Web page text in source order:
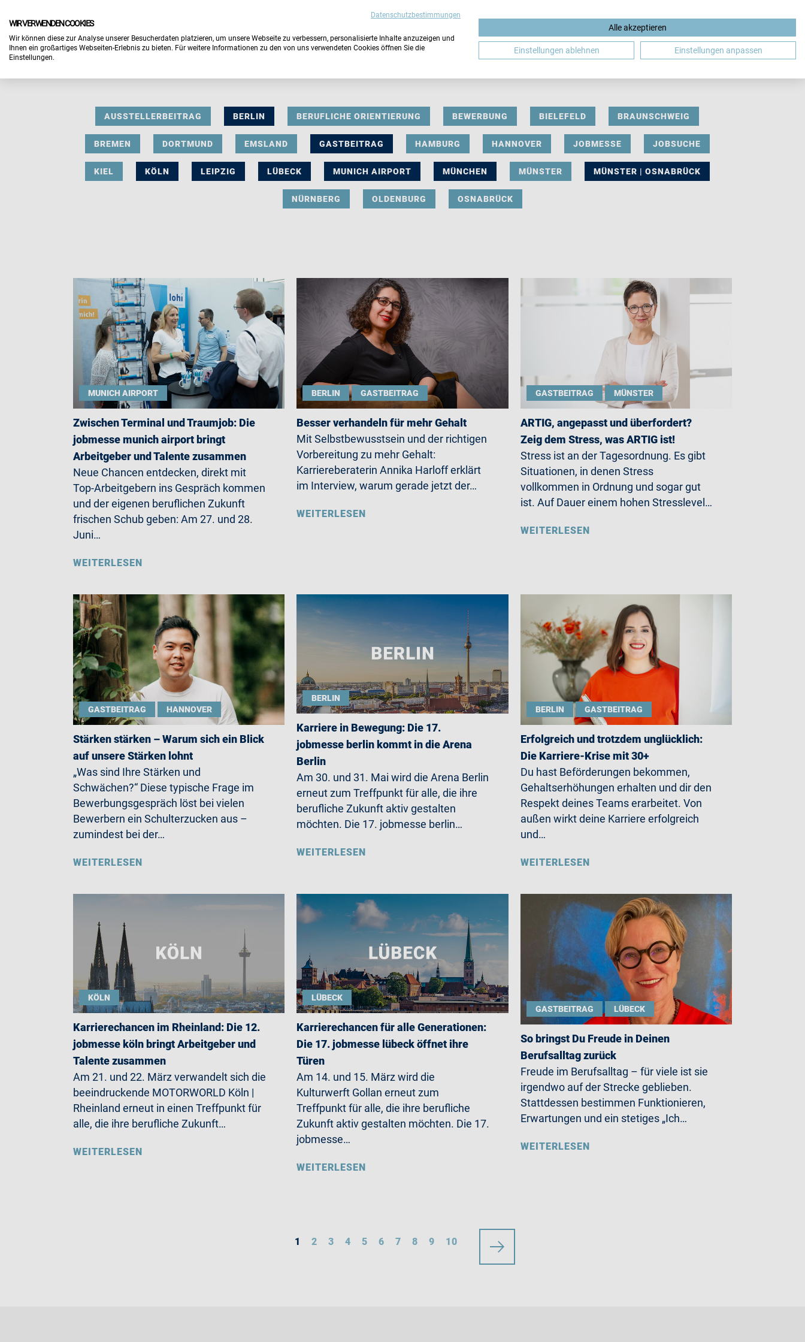
DE
AUSSTELLERBEITRAG BERLIN BERUFLICHE ORIENTIERUNG BEWERBUNG BIELEFELD BRAUNSCHWEIG
BREMEN DORTMUND EMSLAND GASTBEITRAG HAMBURG HANNOVER JOBMESSE JOBSUCHE
KIEL KÖLN LEIPZIG LÜBECK MUNICH AIRPORT MÜNCHEN MÜNSTER MÜNSTER | OSNABRÜCK
NÜRNBERG OLDENBURG OSNABRÜCK
MUNICH AIRPORT
Zwischen Terminal und Traumjob: Die
jobmesse munich airport bringt
Arbeitgeber und Talente zusammen
Neue Chancen entdecken, direkt mit
Top-Arbeitgebern ins Gespräch kommen
und der eigenen beruflichen Zukunft
frischen Schub geben: Am 27. und 28.
Juni…
WEITERLESEN
BERLIN GASTBEITRAG
Besser verhandeln für mehr Gehalt
Mit Selbstbewusstsein und der richtigen
Vorbereitung zu mehr Gehalt:
Karriereberaterin Annika Harloff erklärt
im Interview, warum gerade jetzt der…
WEITERLESEN
GASTBEITRAG MÜNSTER
ARTIG, angepasst und überfordert?
Zeig dem Stress, was ARTIG ist!
Stress ist an der Tagesordnung. Es gibt
Situationen, in denen Stress
vollkommen in Ordnung und sogar gut
ist. Auf Dauer einem hohen Stresslevel…
WEITERLESEN
GASTBEITRAG HANNOVER
Stärken stärken – Warum sich ein Blick
auf unsere Stärken lohnt
„Was sind Ihre Stärken und
Schwächen?“ Diese typische Frage im
Bewerbungsgespräch löst bei vielen
Bewerbern ein Schulterzucken aus –
zumindest bei der…
WEITERLESEN
BERLIN
Karriere in Bewegung: Die 17.
jobmesse berlin kommt in die Arena
Berlin
Am 30. und 31. Mai wird die Arena Berlin
erneut zum Treffpunkt für alle, die ihre
berufliche Zukunft aktiv gestalten
möchten. Die 17. jobmesse berlin…
WEITERLESEN
BERLIN GASTBEITRAG
Erfolgreich und trotzdem unglücklich:
Die Karriere-Krise mit 30+
Du hast Beförderungen bekommen,
Gehaltserhöhungen erhalten und dir den
Respekt deines Teams erarbeitet. Von
außen wirkt deine Karriere erfolgreich
und…
WEITERLESEN
KÖLN
Karrierechancen im Rheinland: Die 12.
jobmesse köln bringt Arbeitgeber und
Talente zusammen
Am 21. und 22. März verwandelt sich die
beeindruckende MOTORWORLD Köln |
Rheinland erneut in einen Treffpunkt für
alle, die ihre berufliche Zukunft…
WEITERLESEN
LÜBECK
Karrierechancen für alle Generationen:
Die 17. jobmesse lübeck öffnet ihre
Türen
Am 14. und 15. März wird die
Kulturwerft Gollan erneut zum
Treffpunkt für alle, die ihre berufliche
Zukunft aktiv gestalten möchten. Die 17.
jobmesse…
WEITERLESEN
GASTBEITRAG LÜBECK
So bringst Du Freude in Deinen
Berufsalltag zurück
Freude im Berufsalltag – für viele ist sie
irgendwo auf der Strecke geblieben.
Stattdessen bestimmen Funktionieren,
Erwartungen und ein stetiges „Ich…
WEITERLESEN
1 2 3 4 5 6 7 8 9 10
Datenschutzbestimmungen
WIR VERWENDEN COOKIES
Wir können diese zur Analyse unserer Besucherdaten platzieren, um unsere Webseite zu verbessern, personalisierte Inhalte anzuzeigen und
Ihnen ein großartiges Webseiten-Erlebnis zu bieten. Für weitere Informationen zu den von uns verwendeten Cookies öffnen Sie die
Einstellungen.
Alle akzeptieren
Einstellungen ablehnen Einstellungen anpassen